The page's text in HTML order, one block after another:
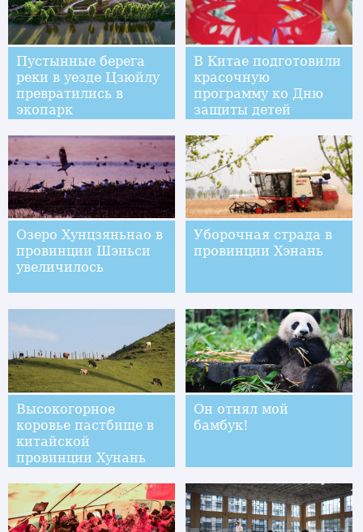
Пустынные берега
реки в уезде Цзюйлу
превратились в
экопарк
В Китае подготовили
красочную
программу ко Дню
защиты детей
Озеро Хунцзяньнао в
провинции Шэньси
увеличилось
Уборочная страда в
провинции Хэнань
Высокогорное
коровье пастбище в
китайской
провинции Хунань
Он отнял мой
бамбук!